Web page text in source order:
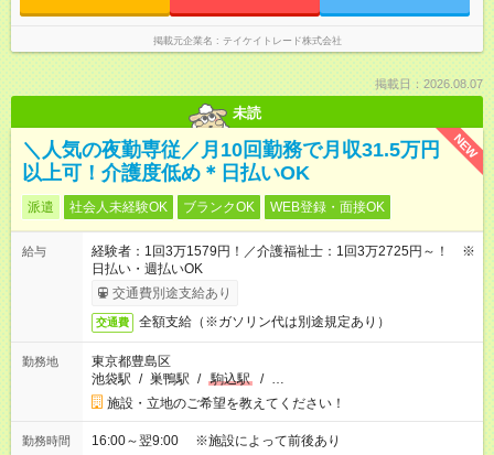
掲載元企業名 テイケイトレード株式会社
掲載日：2026.08.07
未読
NEW
＼人気の夜勤専従／月10回勤務で月収31.5万円
以上可！介護度低め＊日払いOK
派遣 社会人未経験OK ブランクOK WEB登録・面接OK
給与
経験者：1回3万1579円！／介護福祉士：1回3万2725円～！ ※
日払い・週払いOK
交通費別途支給あり
交通費 全額支給（※ガソリン代は別途規定あり）
勤務地
東京都豊島区
池袋駅 / 巣鴨駅 / 駒込駅 / …
施設・立地のご希望を教えてください！
勤務時間 16:00～翌9:00 ※施設によって前後あり